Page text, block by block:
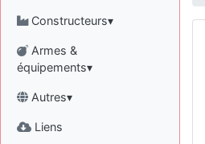
Constructeurs▾
Armes &
équipements▾
Autres▾
Liens